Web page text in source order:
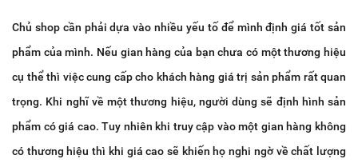
Chủ shop cần phải dựa vào nhiều yếu tố để mình định giá tốt sản
phẩm của mình. Nếu gian hàng của bạn chưa có một thương hiệu
cụ thể thì việc cung cấp cho khách hàng giá trị sản phẩm rất quan
trọng. Khi nghĩ về một thương hiệu, người dùng sẽ định hình sản
phẩm có giá cao. Tuy nhiên khi truy cập vào một gian hàng không
có thương hiệu thì khi giá cao sẽ khiến họ nghi ngờ về chất lượng